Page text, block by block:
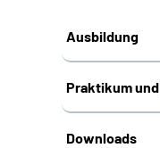
Ausbildung
Praktikum und
Downloads